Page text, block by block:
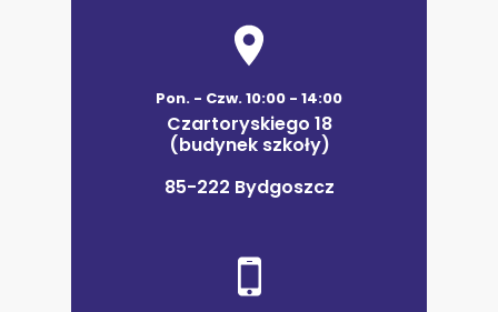
Pon. - Czw. 10:00 - 14:00
Czartoryskiego 18
(budynek szkoły)
85-222 Bydgoszcz